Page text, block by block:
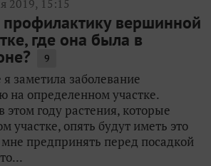
2019, 15:15
профилактику вершинной
где она была в
9
заметила заболевание
на определенном участке.
этом году растения, которые
участке, опять будут иметь это
мне предпринять перед посадкой